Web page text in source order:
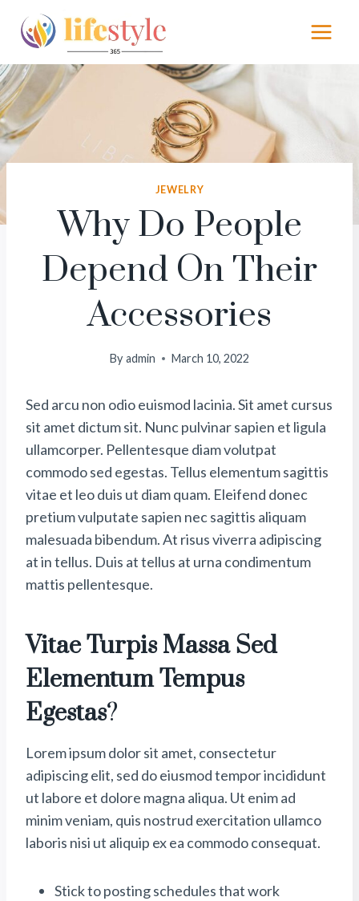
JEWELRY
Why Do People
Depend On Their
Accessories
By admin March 10, 2022
Sed arcu non odio euismod lacinia. Sit amet cursus
sit amet dictum sit. Nunc pulvinar sapien et ligula
ullamcorper. Pellentesque diam volutpat
commodo sed egestas. Tellus elementum sagittis
vitae et leo duis ut diam quam. Eleifend donec
pretium vulputate sapien nec sagittis aliquam
malesuada bibendum. At risus viverra adipiscing
at in tellus. Duis at tellus at urna condimentum
mattis pellentesque.
Vitae Turpis Massa Sed
Elementum Tempus
Egestas?
Lorem ipsum dolor sit amet, consectetur
adipiscing elit, sed do eiusmod tempor incididunt
ut labore et dolore magna aliqua. Ut enim ad
minim veniam, quis nostrud exercitation ullamco
laboris nisi ut aliquip ex ea commodo consequat.
Stick to posting schedules that work